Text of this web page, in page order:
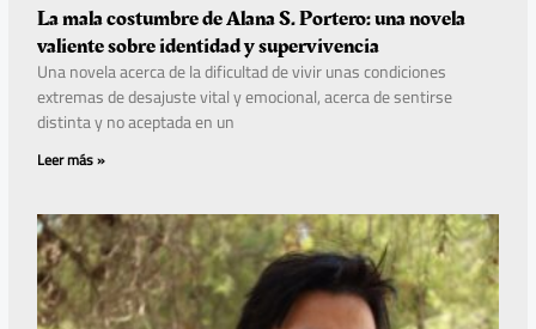
La mala costumbre de Alana S. Portero: una novela
valiente sobre identidad y supervivencia
Una novela acerca de la dificultad de vivir unas condiciones
extremas de desajuste vital y emocional, acerca de sentirse
distinta y no aceptada en un
Leer más »